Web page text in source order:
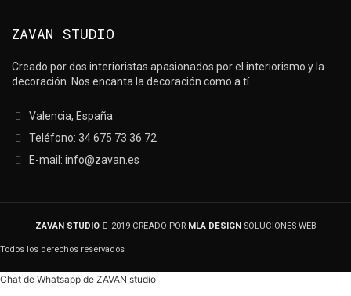
SEGÚN ZAVAN
ZAVAN STUDIO
Creado por dos interioristas apasionados por el interiorismo y la
decoración. Nos encanta la decoración como a tí.
Valencia, España
Teléfono: 34 675 73 36 72
E-mail: info@zavan.es
ZAVAN STUDIO 2019 CREADO POR MLA DESIGNSOLUCIONES WEB
Todos los derechos reservados
Chat de Whatsapp de ZAVAN studio